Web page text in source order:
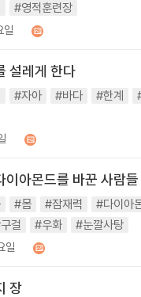
#영적훈련장
설레게 한다
#자아 #바다 #한계
이아몬드를 바꾼 사람들
#몸 #잠재력 #다이아
걸 #우화 #눈깔사탕
일
장